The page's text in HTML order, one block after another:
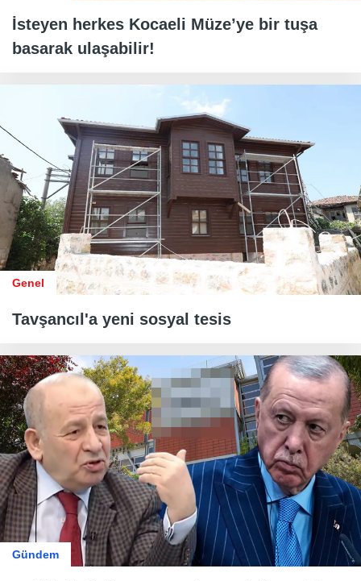
İsteyen herkes Kocaeli Müze’ye bir tuşa
basarak ulaşabilir!
Genel
Tavşancıl'a yeni sosyal tesis
Gündem